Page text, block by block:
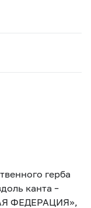
герба
канта –
ФЕДЕРАЦИЯ»,